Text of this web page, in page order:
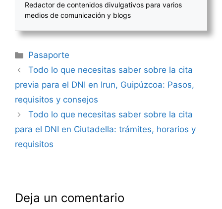
Redactor de contenidos divulgativos para varios
medios de comunicación y blogs
Categorías
Pasaporte
Navegación
de
entradas
Todo lo que necesitas saber sobre la cita
previa para el DNI en Irun, Guipúzcoa: Pasos,
requisitos y consejos
Todo lo que necesitas saber sobre la cita
para el DNI en Ciutadella: trámites, horarios y
requisitos
Deja un comentario